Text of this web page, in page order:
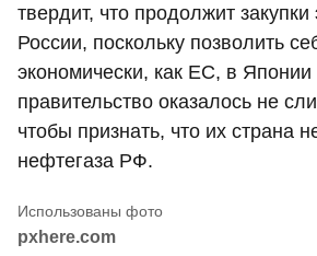
твердит, что продолжит
России, поскольку позволить
экономически, как ЕС, в Японии
правительство оказалось не
чтобы признать, что их страна
нефтегаза РФ.
pxhere.com